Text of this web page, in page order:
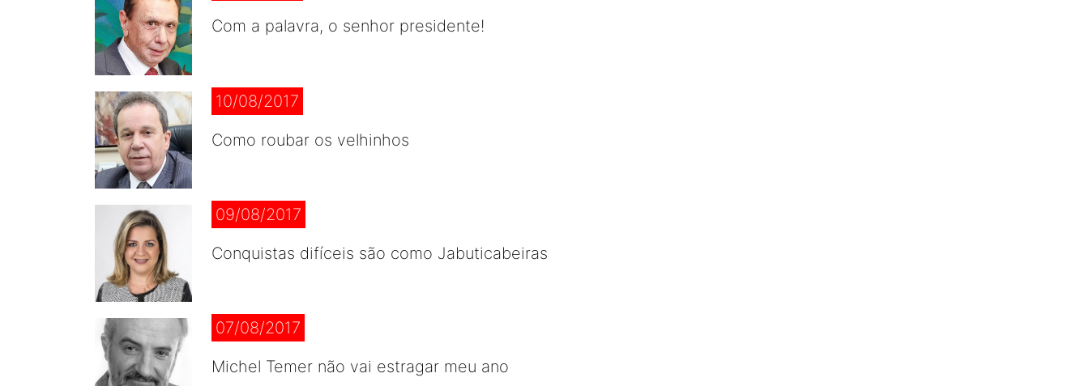
Com a palavra, o senhor presidente!
10/08/2017
Como roubar os velhinhos
09/08/2017
Conquistas difíceis são como Jabuticabeiras
07/08/2017
Michel Temer não vai estragar meu ano